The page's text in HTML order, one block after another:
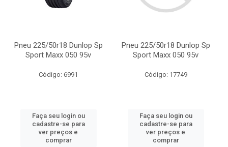
Pneu 225/50r18 Dunlop Sp
Sport Maxx 050 95v
Código: 6991
Faça seu login ou
cadastre-se para
ver preços e
comprar
Pneu 225/50r18 Dunlop Sp
Sport Maxx 050 95v
Código: 17749
Faça seu login ou
cadastre-se para
ver preços e
comprar